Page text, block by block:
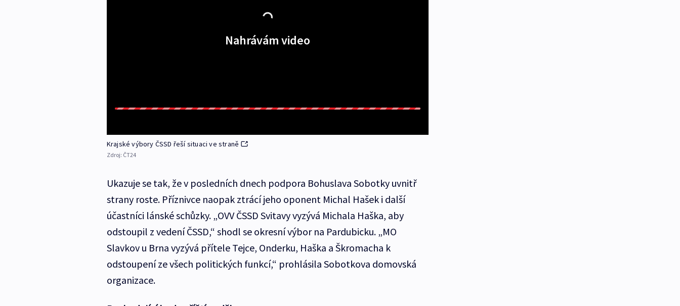
Nahrávám video
Krajské výbory ČSSD řeší situaci ve straně
Zdroj: ČT24
Ukazuje se tak, že v posledních dnech podpora Bohuslava Sobotky uvnitř
strany roste. Příznivce naopak ztrácí jeho oponent Michal Hašek i další
účastníci lánské schůzky. „OVV ČSSD Svitavy vyzývá Michala Haška, aby
odstoupil z vedení ČSSD,“ shodl se okresní výbor na Pardubicku. „MO
Slavkov u Brna vyzývá přítele Tejce, Onderku, Haška a Škromacha k
odstoupení ze všech politických funkcí,“ prohlásila Sobotkova domovská
organizace.